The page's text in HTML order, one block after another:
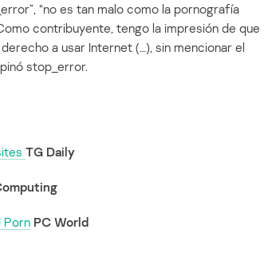
“no es tan malo como la pornografía
contribuyente, tengo la impresión de que
a usar Internet (…), sin mencionar el
stop_error.
TG Daily
Porn PC World